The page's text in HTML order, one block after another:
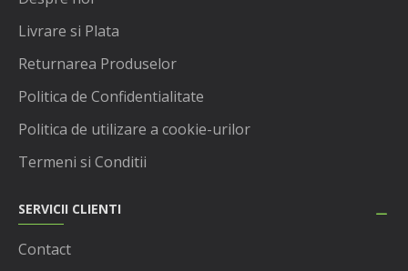
Livrare si Plata
Returnarea Produselor
Politica de Confidentialitate
Politica de utilizare a cookie-urilor
Termeni si Conditii
SERVICII CLIENTI
Contact